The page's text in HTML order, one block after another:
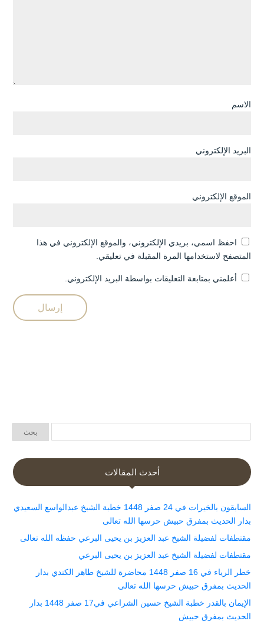
الاسم
البريد الإلكتروني
الموقع الإلكتروني
احفظ اسمي، بريدي الإلكتروني، والموقع الإلكتروني في هذا
المتصفح لاستخدامها المرة المقبلة في تعليقي.
أعلمني بمتابعة التعليقات بواسطة البريد الإلكتروني.
أحدث المقالات
السابقون بالخيرات في 24 صفر 1448 خطبة الشيخ عبدالواسع السعيدي
بدار الحديث بمفرق حبيش حرسها الله تعالى
مقتطفات لفضيلة الشيخ عبد العزيز بن يحيى البرعي حفظه الله تعالى
مقتطفات لفضيلة الشيخ عبد العزيز بن يحيى البرعي
خطر الرياء في 16 صفر 1448 محاضرة للشيخ طاهر الكندي بدار
الحديث بمفرق حبيش حرسها الله تعالى
الإيمان بالقدر خطبة الشيخ حسين الشراعي في17 صفر 1448 بدار
الحديث بمفرق حبيش